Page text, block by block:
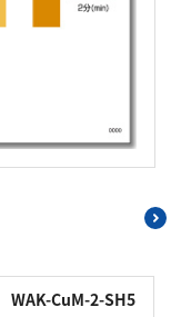
WAK-CuM-2-SH5